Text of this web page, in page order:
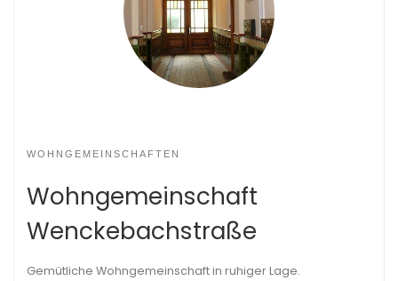
WOHNGEMEINSCHAFTEN
Wohngemeinschaft
Wenckebachstraße
Gemütliche Wohngemeinschaft in ruhiger Lage.